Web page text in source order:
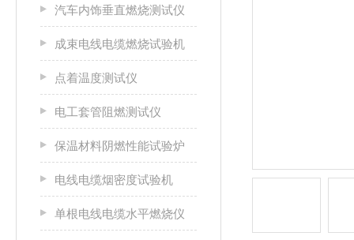
汽车内饰垂直燃烧测试仪
成束电线电缆燃烧试验机
点着温度测试仪
电工套管阻燃测试仪
保温材料阴燃性能试验炉
电线电缆烟密度试验机
单根电线电缆水平燃烧仪